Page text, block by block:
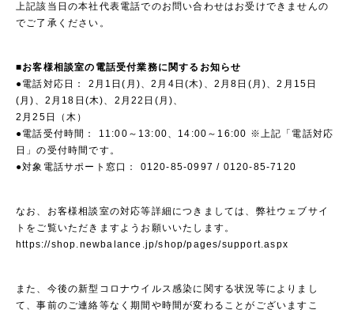
上記該当日の本社代表電話でのお問い合わせはお受けできませんの
でご了承ください。
■お客様相談室の電話受付業務に関するお知らせ
●電話対応日： 2月1日(月)、2月4日(木)、2月8日(月)、2月15日
(月)、2月18日(木)、2月22日(月)、
2月25日（木）
●電話受付時間： 11:00～13:00、14:00～16:00 ※上記「電話対応
日」の受付時間です。
●対象電話サポート窓口： 0120-85-0997 / 0120-85-7120
なお、お客様相談室の対応等詳細につきましては、弊社ウェブサイ
トをご覧いただきますようお願いいたします。
https://shop.newbalance.jp/shop/pages/support.aspx
また、今後の新型コロナウイルス感染に関する状況等によりまし
て、事前のご連絡等なく期間や時間が変わることがございますこ